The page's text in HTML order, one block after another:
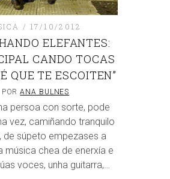
17/10/2012
ELEFANTES:
CANDO TOCAS
QUE TE ESCOITEN”
PORANA BULNES
persoa con sorte, pode
vez, camiñando tranquilo
de súpeto empezases a
música chea de enerxía e
voces, unha guitarra,…